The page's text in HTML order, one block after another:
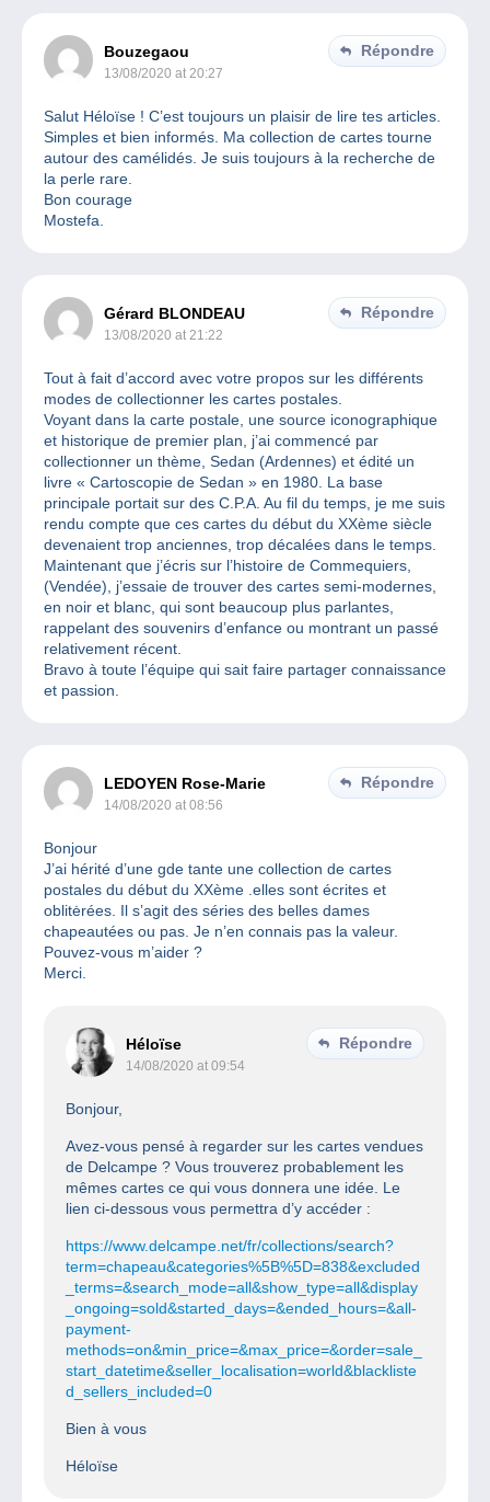
Bouzegaou
13/08/2020 at 20:27
Répondre
Salut Héloïse ! C’est toujours un plaisir de lire tes articles.
Simples et bien informés. Ma collection de cartes tourne
autour des camélidés. Je suis toujours à la recherche de
la perle rare.
Bon courage
Mostefa.
Gérard BLONDEAU
13/08/2020 at 21:22
Répondre
Tout à fait d’accord avec votre propos sur les différents
modes de collectionner les cartes postales.
Voyant dans la carte postale, une source iconographique
et historique de premier plan, j’ai commencé par
collectionner un thème, Sedan (Ardennes) et édité un
livre « Cartoscopie de Sedan » en 1980. La base
principale portait sur des C.P.A. Au fil du temps, je me suis
rendu compte que ces cartes du début du XXème siècle
devenaient trop anciennes, trop décalées dans le temps.
Maintenant que j’écris sur l’histoire de Commequiers,
(Vendée), j’essaie de trouver des cartes semi-modernes,
en noir et blanc, qui sont beaucoup plus parlantes,
rappelant des souvenirs d’enfance ou montrant un passé
relativement récent.
Bravo à toute l’équipe qui sait faire partager connaissance
et passion.
LEDOYEN Rose-Marie
14/08/2020 at 08:56
Répondre
Bonjour
J’ai hérité d’une gde tante une collection de cartes
postales du début du XXème .elles sont écrites et
oblitėrées. Il s’agit des séries des belles dames
chapeautées ou pas. Je n’en connais pas la valeur.
Pouvez-vous m’aider ?
Merci.
Héloïse
14/08/2020 at 09:54
Répondre
Bonjour,
Avez-vous pensé à regarder sur les cartes vendues
de Delcampe ? Vous trouverez probablement les
mêmes cartes ce qui vous donnera une idée. Le
lien ci-dessous vous permettra d’y accéder :
https://www.delcampe.net/fr/collections/search?
term=chapeau&categories%5B%5D=838&excluded
_terms=&search_mode=all&show_type=all&display
_ongoing=sold&started_days=&ended_hours=&all-
payment-
methods=on&min_price=&max_price=&order=sale_
start_datetime&seller_localisation=world&blackliste
d_sellers_included=0
Bien à vous
Héloïse